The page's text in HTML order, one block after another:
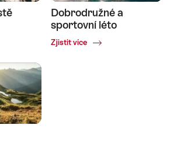
Dobrodružné a
sportovní léto
Zjistit více
Common.Of